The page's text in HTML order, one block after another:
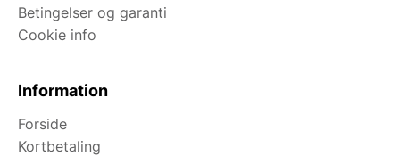
Betingelser og garanti
Cookie info
Information
Forside
Kortbetaling